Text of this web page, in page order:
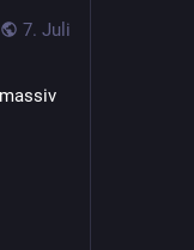
7. Juli